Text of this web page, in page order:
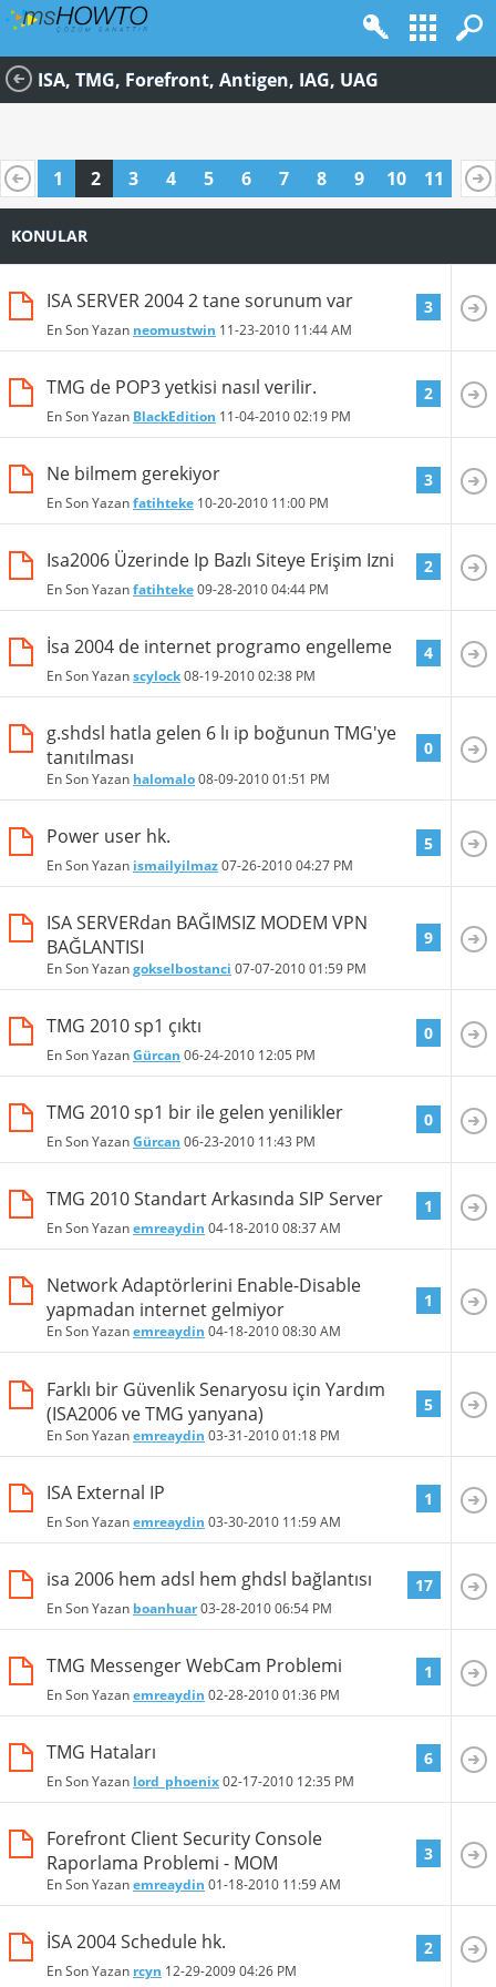
ISA, TMG, Forefront, Antigen, IAG, UAG
1 2 3 4 5 6 7 8 9 10 11
KONULAR
ISA SERVER 2004 2 tane sorunum var
En Son Yazan neomustwin 11-23-2010 11:44 AM
3
TMG de POP3 yetkisi nasıl verilir.
En Son Yazan BlackEdition 11-04-201002:19 PM
2
Ne bilmem gerekiyor
En Son Yazanfatihteke 10-20-2010 11:00 PM
3
Isa2006 Üzerinde Ip Bazlı Siteye Erişim Izni
En Son Yazanfatihteke09-28-201004:44 PM
2
İsa 2004 de internet programo engelleme
En Son Yazanscylock08-19-201002:38 PM
4
g.shdsl hatla gelen 6 lı ip boğunun TMG'ye
tanıtılması
En Son Yazan halomalo08-09-201001:51 PM
0
Power user hk.
En Son Yazan ismailyilmaz07-26-201004:27 PM
5
ISA SERVERdan BAĞIMSIZ MODEM VPN
BAĞLANTISI
En Son Yazangokselbostanci 07-07-201001:59 PM
9
TMG 2010 sp1 çıktı
En Son YazanGürcan 06-24-2010 12:05 PM
0
TMG 2010 sp1 bir ile gelen yenilikler
En Son YazanGürcan 06-23-2010 11:43 PM
0
TMG 2010 Standart Arkasında SIP Server
En Son Yazanemreaydin 04-18-201008:37 AM
1
Network Adaptörlerini Enable-Disable
yapmadan internet gelmiyor
En Son Yazanemreaydin 04-18-201008:30 AM
1
Farklı bir Güvenlik Senaryosu için Yardım
(ISA2006 ve TMG yanyana)
En Son Yazanemreaydin 03-31-201001:18 PM
5
ISA External IP
En Son Yazanemreaydin 03-30-2010 11:59 AM
1
isa 2006 hem adsl hem ghdsl bağlantısı
En Son Yazan boanhuar03-28-201006:54 PM
17
TMG Messenger WebCam Problemi
En Son Yazanemreaydin 02-28-201001:36 PM
1
TMG Hataları
En Son Yazan lord_phoenix02-17-2010 12:35 PM
6
Forefront Client Security Console
Raporlama Problemi - MOM
En Son Yazanemreaydin 01-18-2010 11:59 AM
3
İSA 2004 Schedule hk.
En Son Yazan rcyn 12-29-200904:26 PM
2